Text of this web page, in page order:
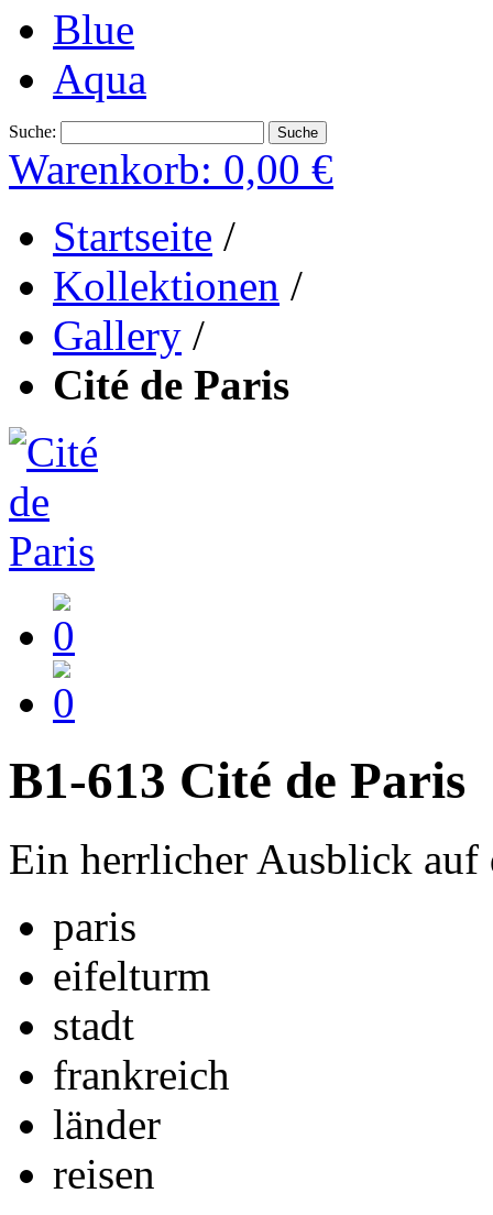
Blue
Aqua
Suche: Suche
Warenkorb: 0,00 €
Startseite /
Kollektionen /
Gallery /
Cité de Paris
B1-613 Cité de Paris
Ein herrlicher Ausblick auf
paris
eifelturm
stadt
frankreich
länder
reisen